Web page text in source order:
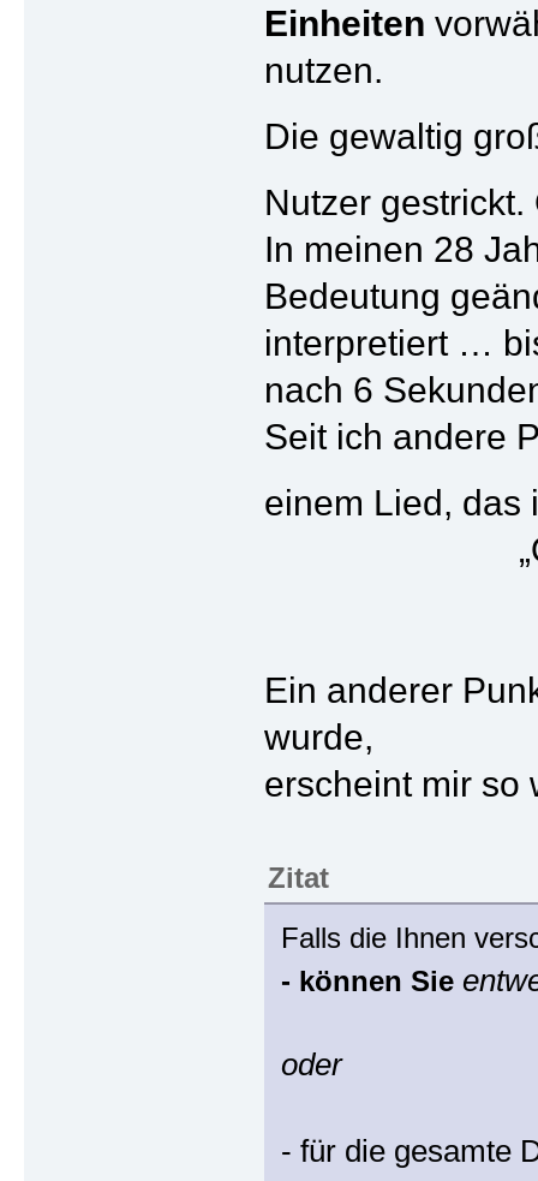
Einheiten
nutzen.
Die gewaltig
Nutzer
In meinen 28
Bedeutung
interpretiert …
nach 6
Seit ich andere
einem Lied,
Ein anderer
wurde,
erscheint mir so
Zitat
Falls die Ihnen
- können Sie
oder
- für die gesamte